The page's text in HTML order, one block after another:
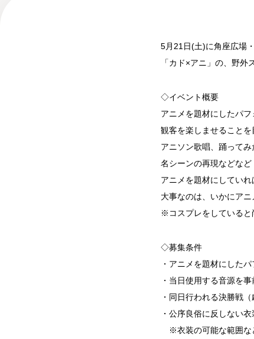
5月21日(土)に角座広場
「カド×アニ」の、野外
◇イベント概要
アニメを題材にしたパ
観客を楽しませることを
アニソン歌唱、踊ってみ
名シーンの再現などなど
アニメを題材にしていれ
大事なのは、いかにア
※コスプレをしていると
◇募集条件
・アニメを題材にした
・当日使用する音源を
・同日行われる決勝戦
・公序良俗に反しない
※衣装の可能な範囲な